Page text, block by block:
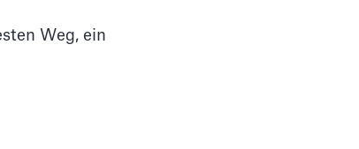
Weg, ein